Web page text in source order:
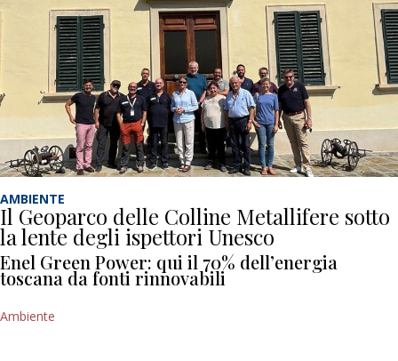
AMBIENTE
Il Geoparco delle Colline Metallifere sotto
la lente degli ispettori Unesco
Enel Green Power: qui il 70% dell’energia
toscana da fonti rinnovabili
Ambiente